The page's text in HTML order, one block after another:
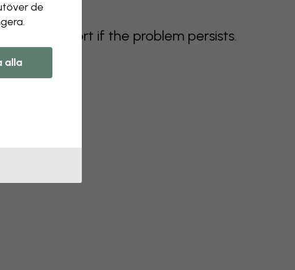
support if the problem persists.
de
alla